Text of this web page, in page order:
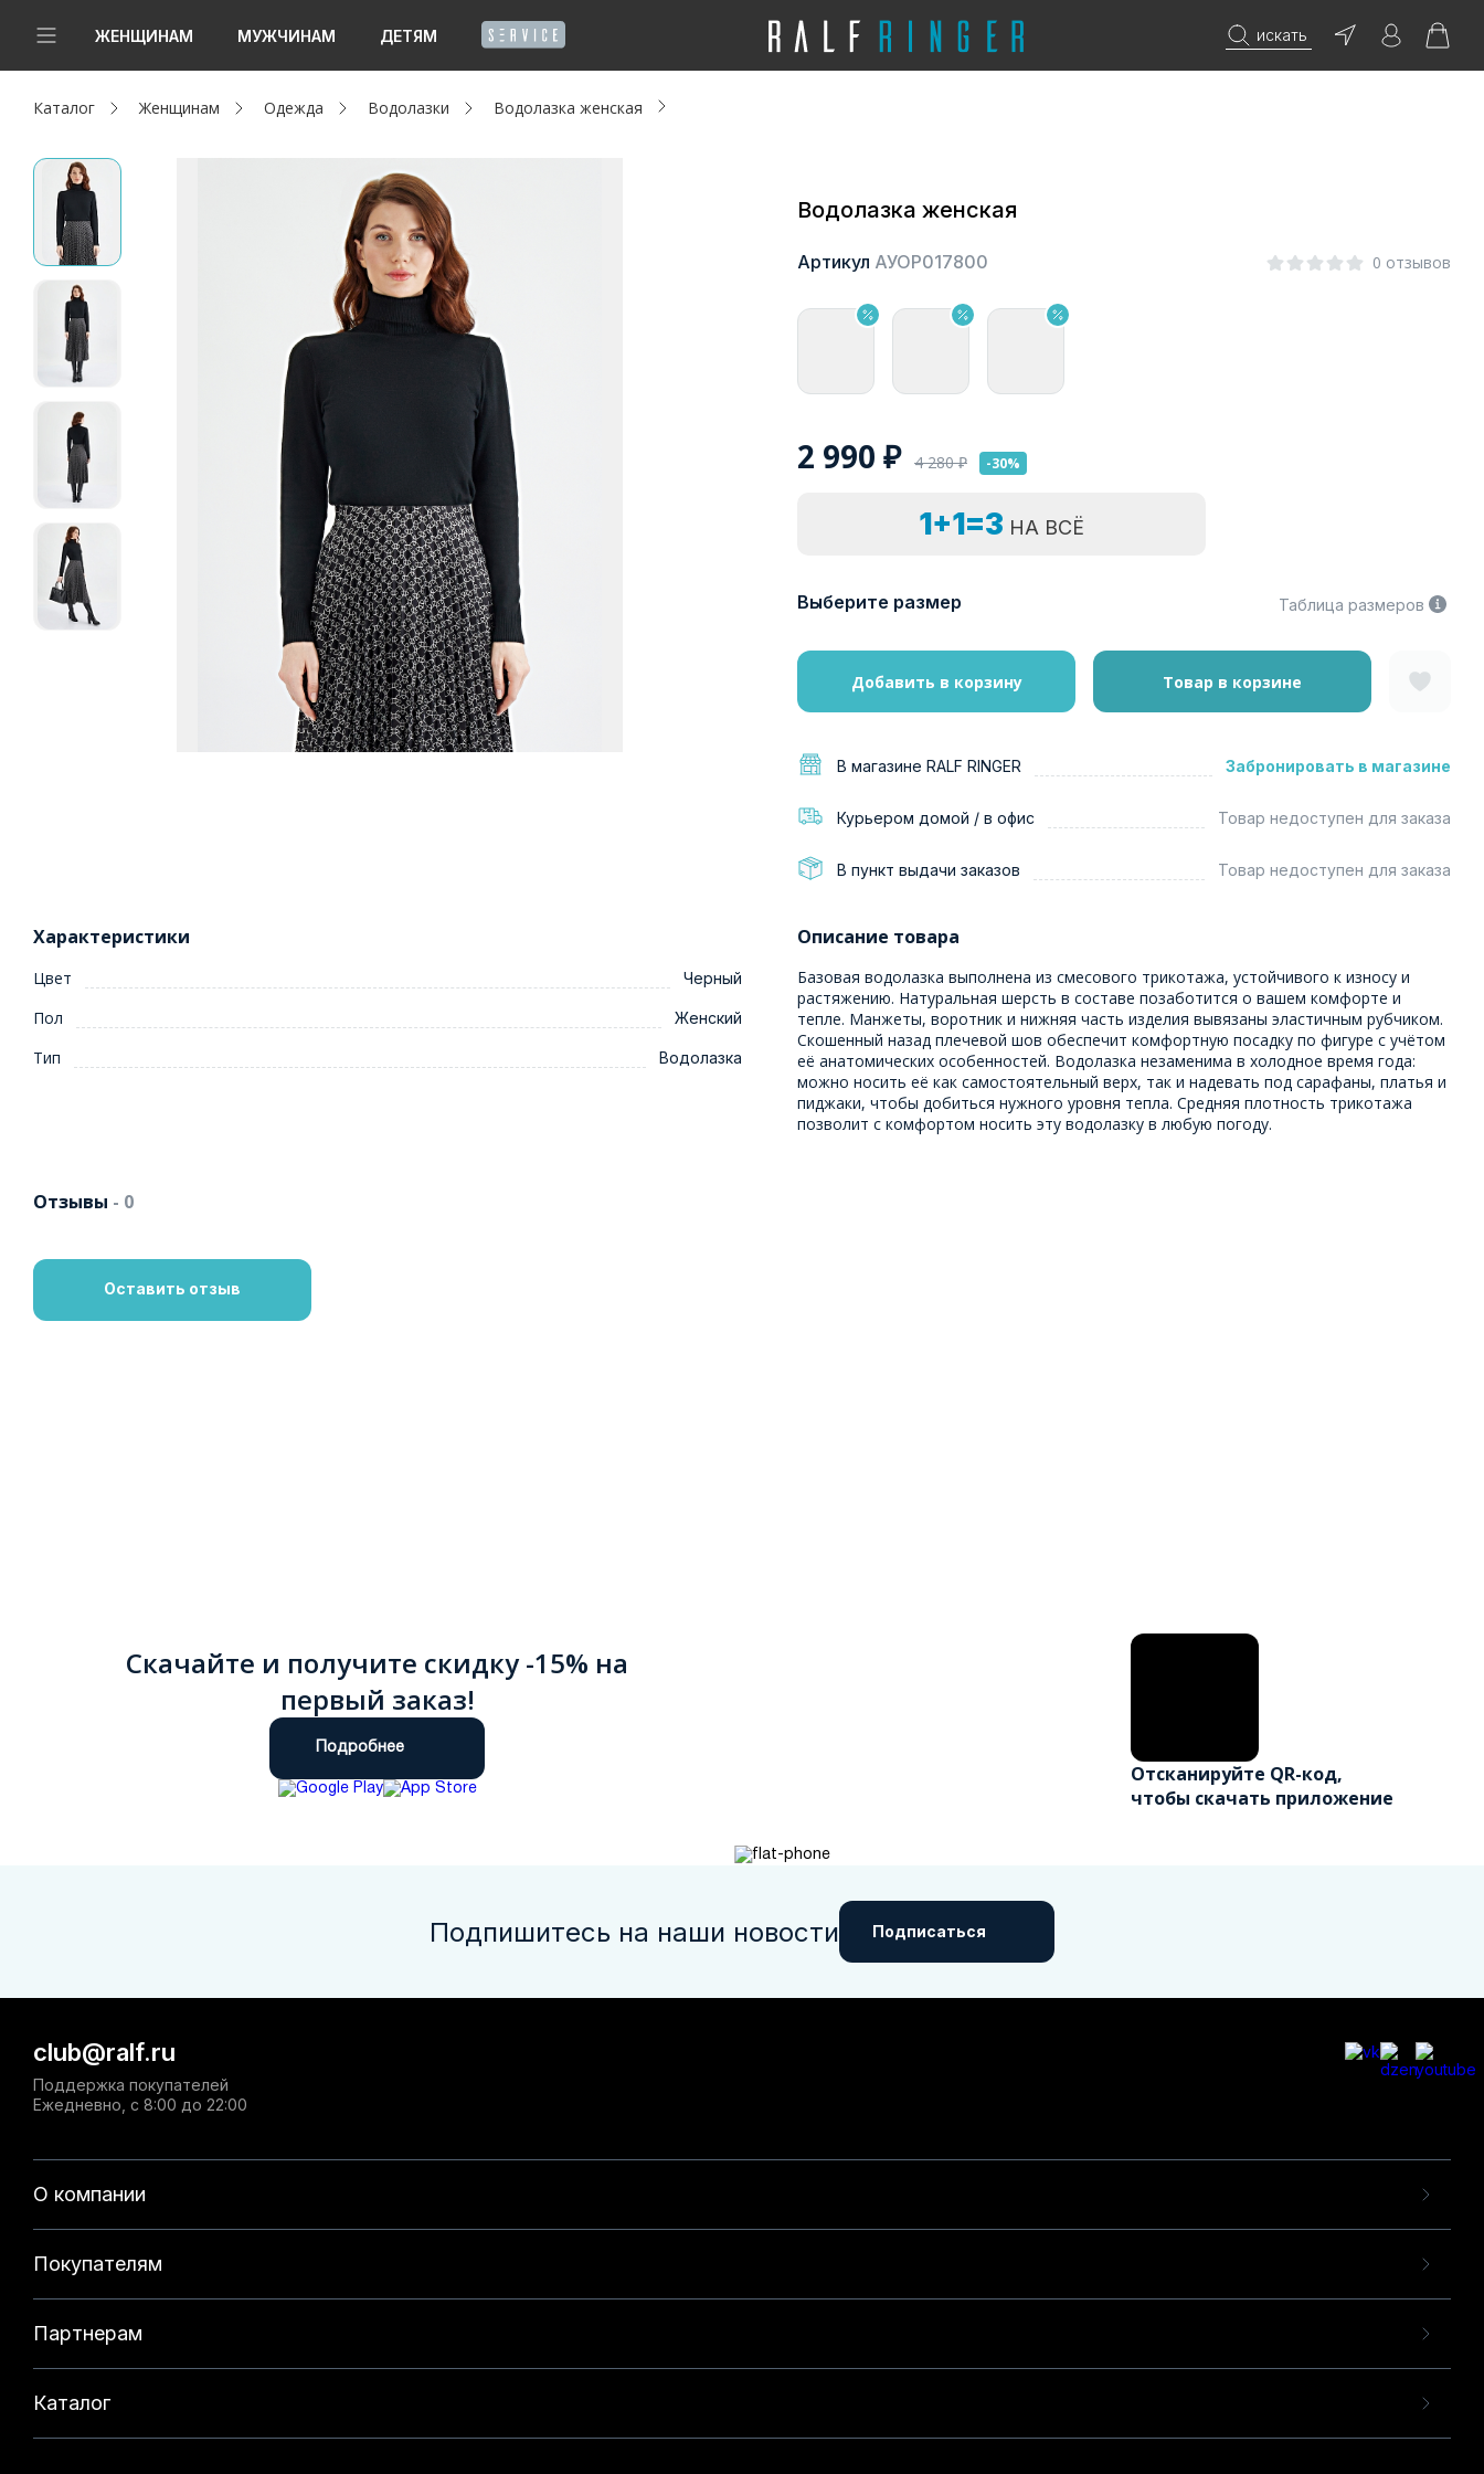
ЖЕНЩИНАМ МУЖЧИНАМ ДЕТЯМ искать
Новинки
Женщинам
Мужчинам
Капсула
Аутлет
Акции / Новости
Адреса магазинов
Каталог Женщинам Одежда Водолазки Водолазка женская
Водолазка женская
Артикул АУОР017800 0 отзывов
2 990 ₽ 4 280₽ -30%
1+1=3 НА ВСЁ
Выберите размер Таблица размеров
Добавить в корзину Товар в корзине
В магазине RALF RINGER Забронировать в магазине
Курьером домой / в офис Товар недоступен для заказа
В пункт выдачи заказов Товар недоступен для заказа
Характеристики
Цвет Черный
Пол Женский
Тип Водолазка
Описание товара
Базовая водолазка выполнена из смесового трикотажа, устойчивого к износу и
растяжению. Натуральная шерсть в составе позаботится о вашем комфорте и
тепле. Манжеты, воротник и нижняя часть изделия вывязаны эластичным рубчиком.
Скошенный назад плечевой шов обеспечит комфортную посадку по фигуре с учётом
её анатомических особенностей. Водолазка незаменима в холодное время года:
можно носить её как самостоятельный верх, так и надевать под сарафаны, платья и
пиджаки, чтобы добиться нужного уровня тепла. Средняя плотность трикотажа
позволит с комфортом носить эту водолазку в любую погоду.
Отзывы - 0
Оставить отзыв
Скачайте и получите скидку -15% на
первый заказ!
Подробнее
Отсканируйте QR-код,
чтобы скачать приложение
Подпишитесь на наши новости Подписаться
О компании
Покупателям
Партнерам
Каталог
club@ralf.ru
Поддержка покупателей
Ежедневно, с 8:00 до 22:00